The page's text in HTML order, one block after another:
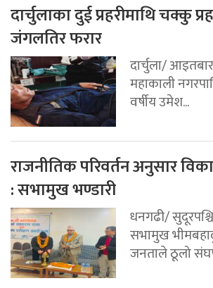
दार्चुलाका दुई प्रहरीमाथि चक्कु
जंगलतिर फरार
दार्चुला/
महाकाली
वर्षीय उमेश...
राजनीतिक परिवर्तन अनुसार
: सभामुख भण्डारी
धनगढी/
सभामुख
जनताले ठूलो